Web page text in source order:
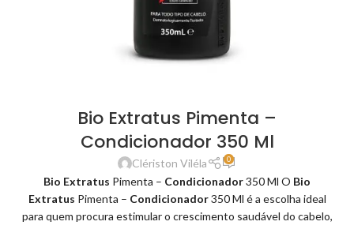
Bio Extratus Pimenta –
Condicionador 350 Ml
Clériston Viléla 0
Bio Extratus Pimenta – Condicionador350 Ml O Bio
Extratus Pimenta – Condicionador350 Ml é a escolha ideal
para quem procura estimular o crescimento saudável do cabelo,